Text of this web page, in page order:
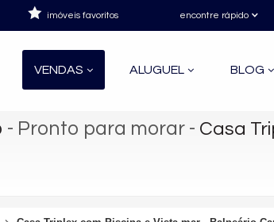
encontre rápido
imóveis favoritos
VENDAS ALUGUEL BLOG
- Pronto para morar - Casa